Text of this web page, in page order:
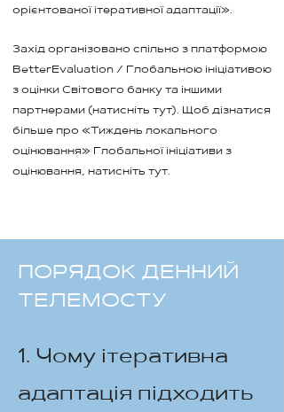
орієнтованої ітеративної адаптації».
Захід організовано спільно з платформою
BetterEvaluation / Глобальною ініціативою
з оцінки Світового банку та іншими
партнерами (натисніть тут). Щоб дізнатися
більше про «Тиждень локального
оцінювання» Глобальної ініціативи з
оцінювання, натисніть тут.
ПОРЯДОК ДЕННИЙ
ТЕЛЕМОСТУ
1. Чому ітеративна
адаптація підходить